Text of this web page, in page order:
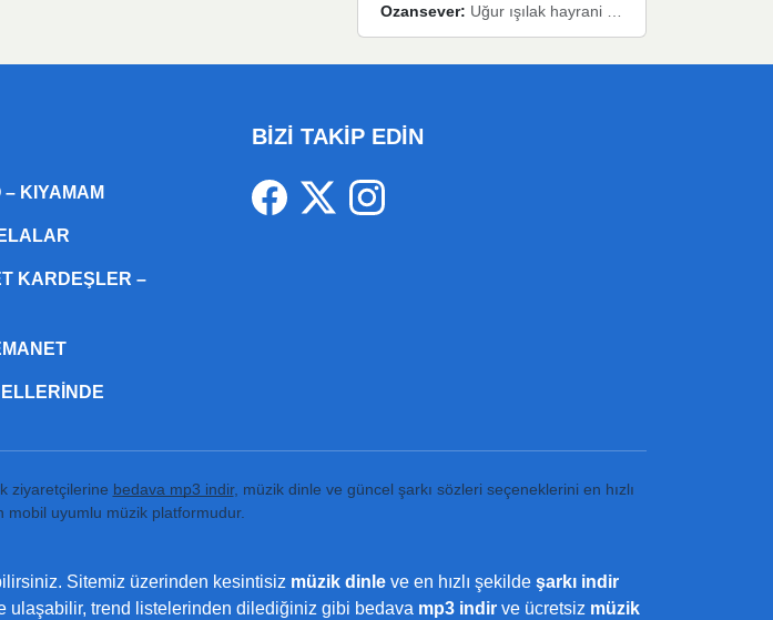
Ozansever: Uğur ışılak hayrani olarak eski yeni tüm eserlerini keyifle huzurla dinleyenlerden birisiyim, emeğine saygı duyan gönül veren bunu en güzel şekilde sevenlerine ulaştıran siz değerli sayfa yöneticilerine de teşekkür ederim
KIYAMAM
KARDEŞLER –
BİZİ TAKİP EDİN
ziyaretçilerine bedava mp3 indir, müzik dinle ve güncel şarkı sözleri seçeneklerini en hızlı
mobil uyumlu müzik platformudur.
Sitemiz üzerinden kesintisiz müzik dinleve en hızlı şekilde şarkı indir
ulaşabilir, trend listelerinden dilediğiniz gibi bedava mp3 indirve ücretsiz müzik